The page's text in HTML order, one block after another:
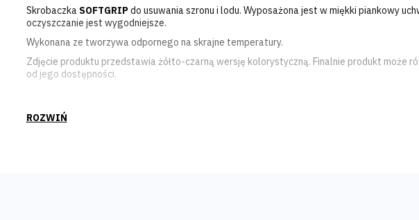
Skrobaczka SOFTGRIPdo usuwania szronu i lodu. Wyposażona jest w miękki piankowy
oczyszczanie jest wygodniejsze.
Wykonana ze tworzywa odpornego na skrajne temperatury.
Zdjęcie produktu przedstawia żółto-czarną wersję kolorystyczną. Finalnie produkt może
od jego dostępności.